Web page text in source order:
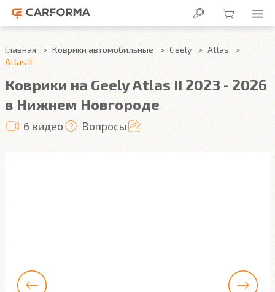
Главная Коврики автомобильные Geely
Atlas
Atlas II
Коврики на Geely Atlas II 2023 - 2026
в Нижнем Новгороде
6 видео Вопросы